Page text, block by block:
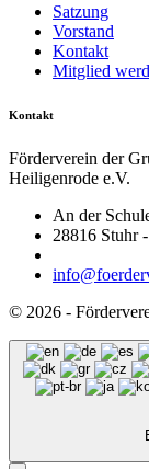
Satzung
Vorstand
Kontakt
Mitglied
Kontakt
Förderverein der
Heiligenrode e.V.
An der
28816 Stuhr
© 2026 -